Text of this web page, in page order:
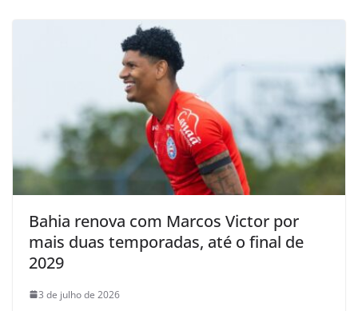
Bahia renova com Marcos Victor por
mais duas temporadas, até o final de
2029
3 de julho de 2026